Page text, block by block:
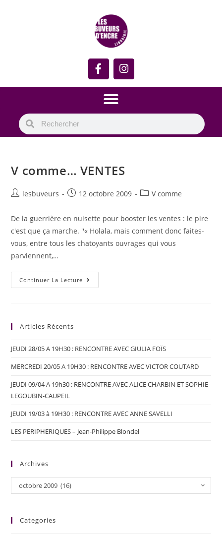
V comme… VENTES
lesbuveurs 12 octobre 2009 V comme
De la guerrière en nuisette pour booster les ventes : le pire
c'est que ça marche. ''« Holala, mais comment donc faites-
vous, entre tous les chatoyants ouvrages qui vous
parviennent,…
Continuer La Lecture
Articles Récents
JEUDI 28/05 A 19H30 : RENCONTRE AVEC GIULIA FOÏS
MERCREDI 20/05 A 19H30 : RENCONTRE AVEC VICTOR COUTARD
JEUDI 09/04 A 19h30 : RENCONTRE AVEC ALICE CHARBIN ET SOPHIE
LEGOUBIN-CAUPEIL
JEUDI 19/03 à 19H30 : RENCONTRE AVEC ANNE SAVELLI
LES PERIPHERIQUES – Jean-Philippe Blondel
Archives
octobre 2009 (16)
Categories